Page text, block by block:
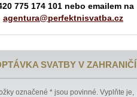
775 174 101 nebo emailem na
agentura@perfektnisvatba.cz
SVATBY V ZAHRANIČÍ
označené * jsou povinné. Vyplňte je,